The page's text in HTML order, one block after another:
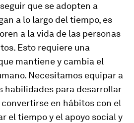
que se adopten a
a lo largo del tiempo, es
a la vida de las personas
Esto requiere una
mantiene y cambia el
Necesitamos equipar a
habilidades para desarrollar
en hábitos con el
el tiempo y el apoyo social y